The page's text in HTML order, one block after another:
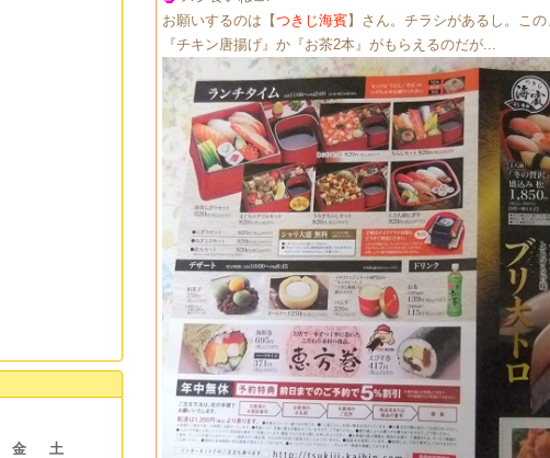
金 土
お願いするのは【つきじ海賓】さん。チラシがあるし。こ
『チキン唐揚げ』か『お茶2本』がもらえるのだが...